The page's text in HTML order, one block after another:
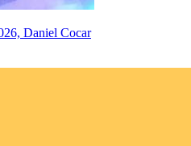
Daniel Cocar